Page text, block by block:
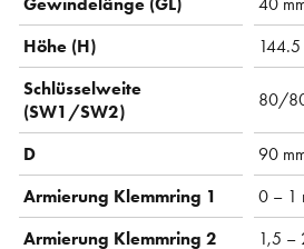
Höhe (H)
144.5
Schlüsselweite
(SW1/SW2)
80/
D
90
Armierung Klemmring 1
0 – 1
Armierung Klemmring 2
1,5 –